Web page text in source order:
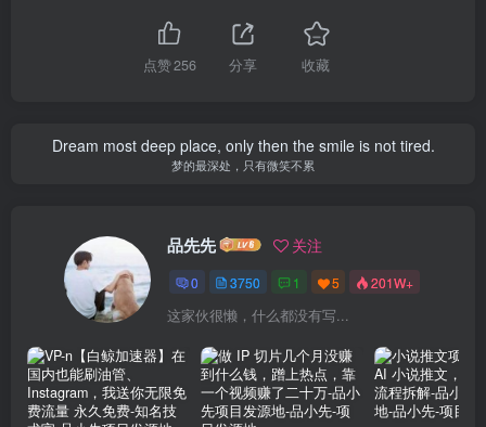
点赞256 分享 收藏
Dream most deep place, only then the smile is not tired.
梦的最深处，只有微笑不累
品先先 关注
0 3750 1 5 201W+
这家伙很懒，什么都没有写...